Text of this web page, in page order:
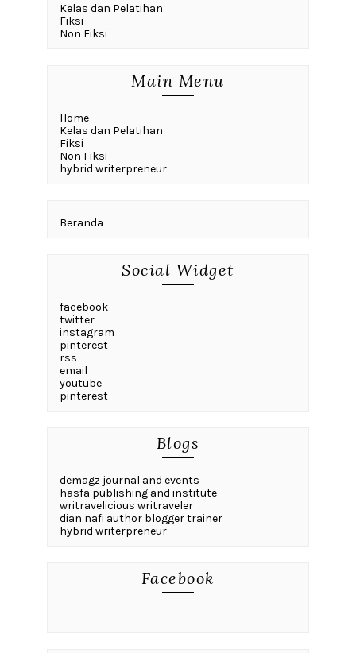
Kelas dan Pelatihan
Fiksi
Non Fiksi
Main Menu
Home
Kelas dan Pelatihan
Fiksi
Non Fiksi
hybrid writerpreneur
Beranda
Social Widget
facebook
twitter
instagram
pinterest
rss
email
youtube
pinterest
Blogs
demagz journal and events
hasfa publishing and institute
writravelicious writraveler
dian nafi author blogger trainer
hybrid writerpreneur
Facebook